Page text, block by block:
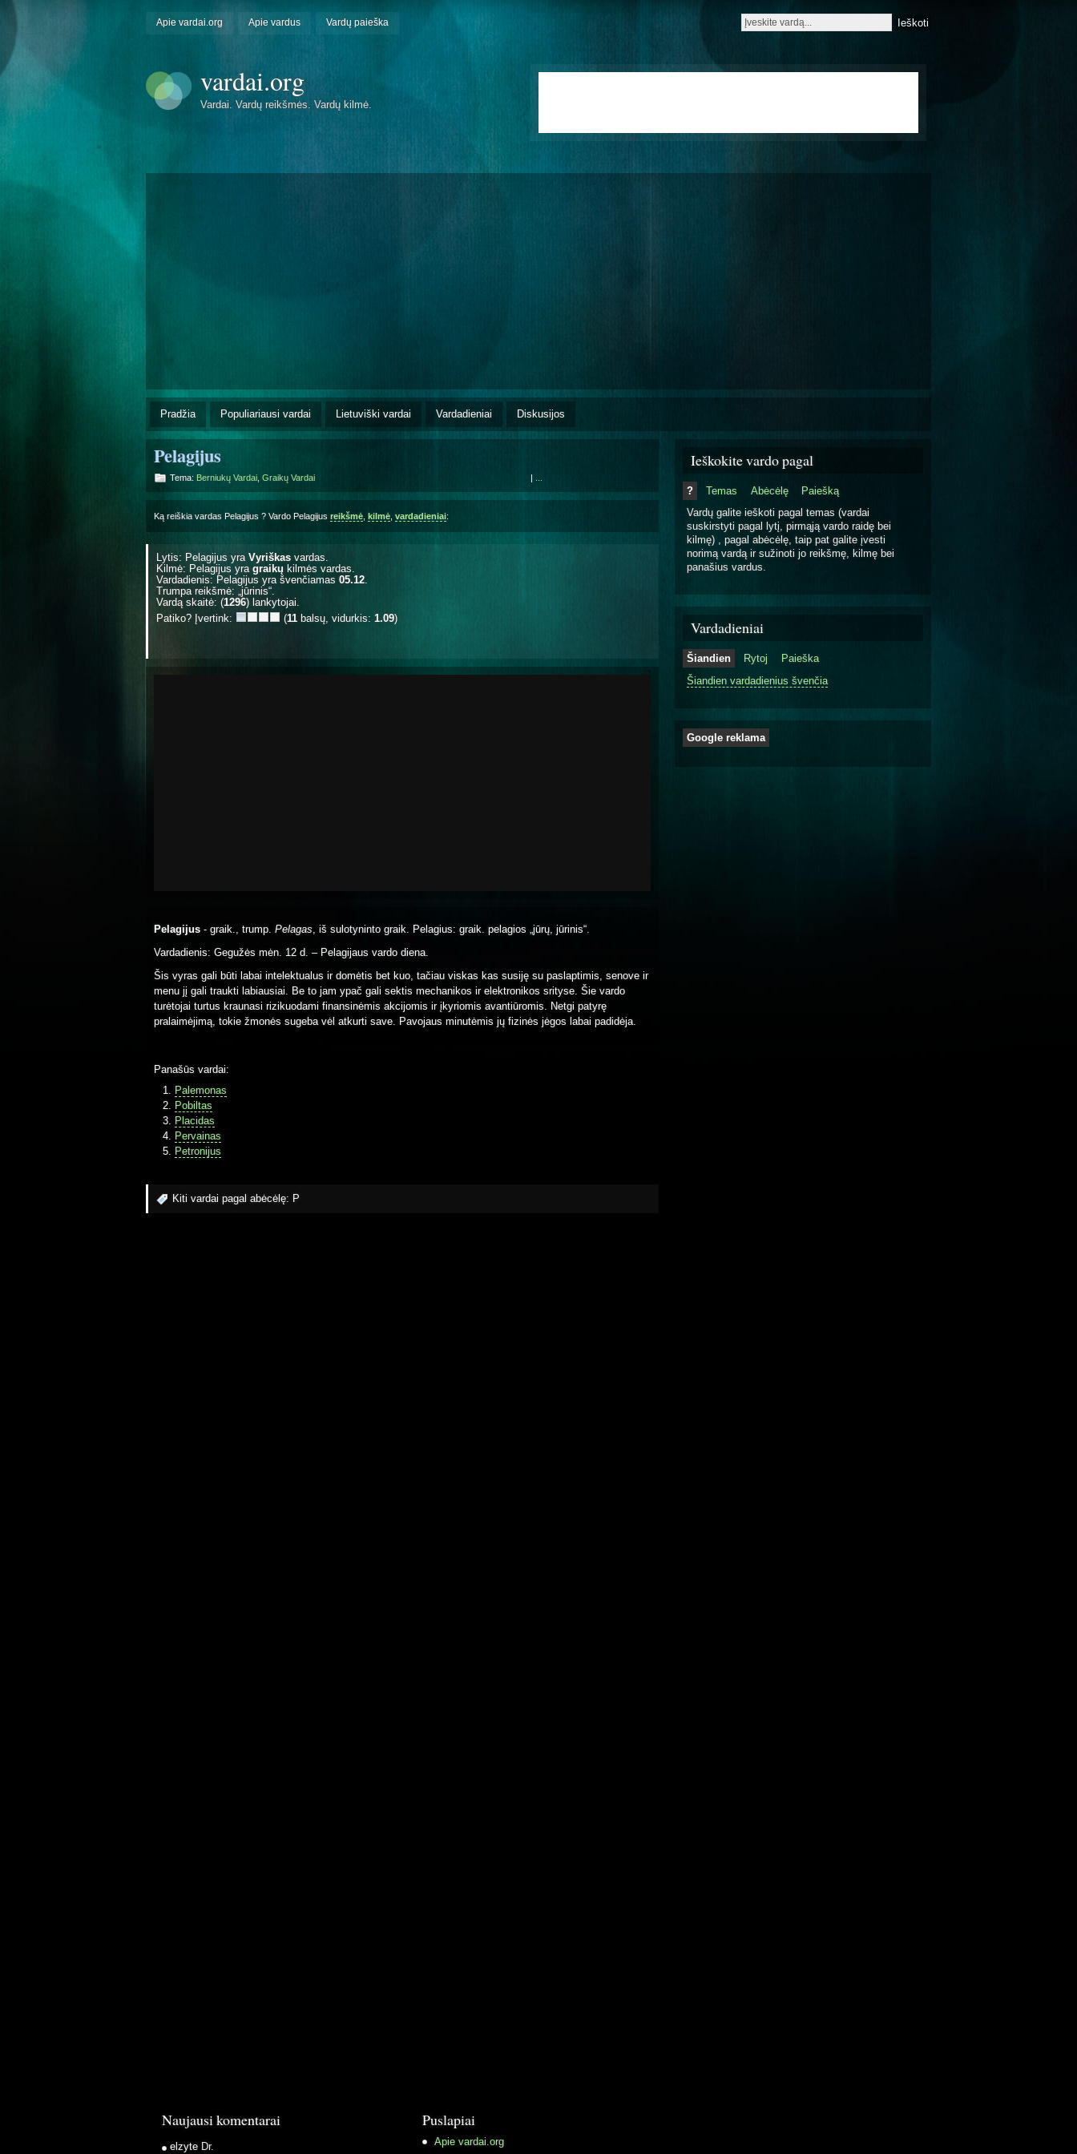
Apie vardai.org Apie vardus Vardų paieška
vardai.org
Vardai. Vardų reikšmės. Vardų kilmė.
Pradžia Populiariausi vardai Lietuviški vardai Vardadieniai Diskusijos
Pelagijus
Tema: Berniukų Vardai Graikų Vardai |
Ką reiškia vardas Pelagijus ? Vardo Pelagijus reikšmė kilmė vardadieniai:
Lytis: Pelagijus yra Vyriškas vardas.
Kilmė: Pelagijus yra graikų kilmės vardas.
Vardadienis: Pelagijus yra švenčiamas 05.12
Trumpa reikšmė: „jūrinis“.
Vardą skaitė: (1296) lankytojai.
Patiko? Įvertink:
(11 balsų, vidurkis: 1.09)
Pelagijus - graik., trump. Pelagas , iš sulotyninto graik. Pelagius: graik. pelagios „jūrų, jūrinis“.
Vardadienis: Gegužės mėn. 12 d. – Pelagijaus vardo diena.
Šis vyras gali būti labai intelektualus ir domėtis bet kuo, tačiau viskas kas susiję su paslaptimis, senove ir
menu jį gali traukti labiausiai. Be to jam ypač gali sektis mechanikos ir elektronikos srityse. Šie vardo
turėtojai turtus kraunasi rizikuodami finansinėmis akcijomis ir įkyriomis avantiūromis. Netgi patyrę
pralaimėjimą, tokie žmonės sugeba vėl atkurti save. Pavojaus minutėmis jų fizinės jėgos labai padidėja.
Panašūs vardai:
Palemonas
Pobiltas
Placidas
Pervainas
Petronijus
Kiti vardai pagal abėcėlę: P
Ieškokite vardo pagal
? Temas Abėcėlę
Paiešką
Vardų galite ieškoti pagal temas (vardai
suskirstyti pagal lytį, pirmąją vardo raidę bei
kilmę) , pagal abėcėlę, taip pat galite įvesti
norimą vardą ir sužinoti jo reikšmę, kilmę bei
panašius vardus.
Vardadieniai
Šiandien Rytoj
Paieška
Šiandien vardadienius švenčia
Google reklama
Naujausi komentarai
elzyte Dr.
Puslapiai
Apie vardai.org